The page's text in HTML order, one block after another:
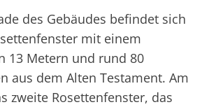
des Gebäudes befindet sich
mit einem
13 Metern und rund 80
aus dem Alten Testament. Am
zweite Rosettenfenster, das